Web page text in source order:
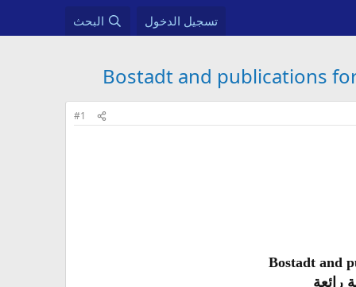
تسجيل الدخول البحث
#1
Bostadt and
رائعة​